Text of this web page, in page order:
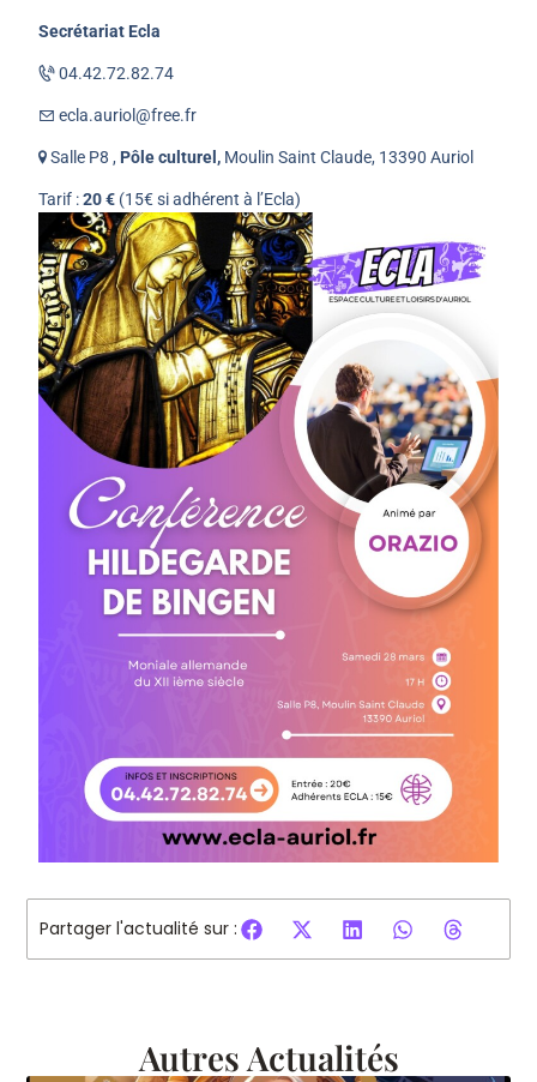
Secrétariat Ecla
04.42.72.82.74
ecla.auriol@free.fr
Salle P8 , Pôle culturel, Moulin Saint Claude, 13390 Auriol
Tarif :20 € (15€ si adhérent à l’Ecla)
Partager l'actualité sur :
Autres Actualités